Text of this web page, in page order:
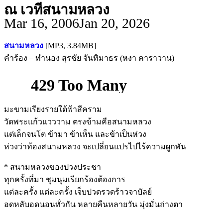
ณ เวทีสนามหลวง
Mar 16, 2006Jan 20, 2026
สนามหลวง [MP3, 3.84MB]
คำร้อง – ทำนอง สุรชัย จันทิมาธร (หงา คาราวาน)
มะขามเรียงรายใต้ฟ้าสีคราม
วัดพระแก้วแวววาม ตรงข้ามคือสนามหลวง
แต่เล็กจนโต ข้ามา ข้าเห็น และข้าเป็นห่วง
ห่วงว่าท้องสนามหลวง จะเปลี่ยนแปรไปไร้ความผูกพัน
* สนามหลวงของปวงประชา
ทุกครั้งที่มา ชุมนุมเรียกร้องต้องการ
แต่ละครั้ง แต่ละครั้ง เจ็บปวดรวดร้าวจาบัลย์
อดหลับอดนอนทั่วกัน หลายคืนหลายวัน มุ่งมั่นถ่างตา